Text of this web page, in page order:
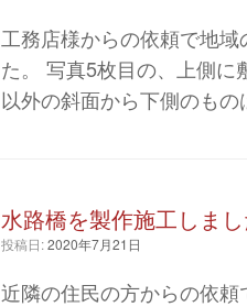
工務店様からの依頼で地
た。 写真5枚目の、上側
以外の斜面から下側のも
水路橋を製作施工しま
投稿日:2020年7月21日
近隣の住民の方からの依